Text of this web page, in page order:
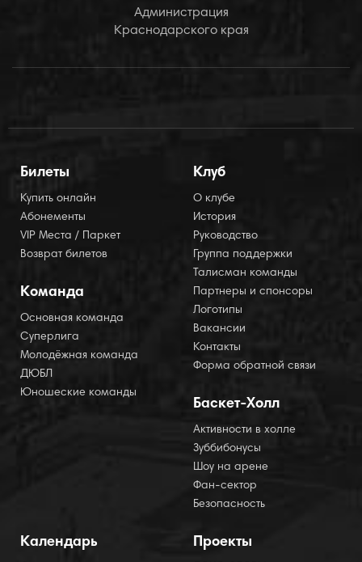
Администрация
Краснодарского края
Билеты
Купить онлайн
Абонементы
VIP Места / Паркет
Возврат билетов
Команда
Основная команда
Суперлига
Молодёжная команда
ДЮБЛ
Юношеские команды
Клуб
О клубе
История
Руководство
Группа поддержки
Талисман команды
Партнеры и спонсоры
Логотипы
Вакансии
Контакты
Форма обратной связи
Баскет-Холл
Активности в холле
Зуббибонусы
Шоу на арене
Фан-сектор
Безопасность
Календарь Проекты